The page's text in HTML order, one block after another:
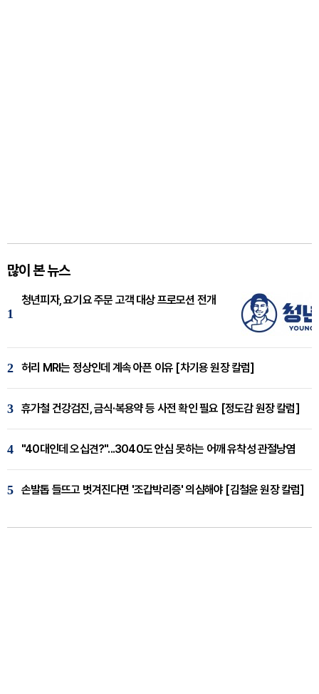
많이 본 뉴스
1
청년피자, 요기요 주문 고객 대상 프로모션 전개
2 허리 MRI는 정상인데 계속 아픈 이유 [차기용 원장 칼럼]
3 휴가철 건강검진, 금식·복용약 등 사전 확인 필요 [정도감 원장 칼럼]
4 "40대인데 오십견?"...3040도 안심 못하는 어깨 유착성 관절낭염
5 손발톱 들뜨고 벗겨진다면 '조갑박리증' 의심해야 [김철윤 원장 칼럼]